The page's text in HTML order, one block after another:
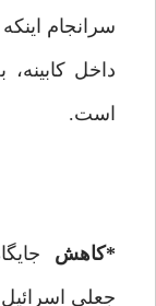
سرانجام
داخل
است.
*کاهش